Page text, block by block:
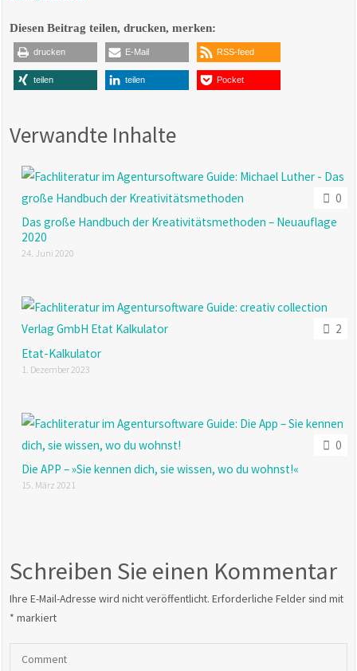
Diesen Beitrag teilen, drucken, merken:
drucken E-Mail RSS-feed
teilen teilen Pocket
Verwandte Inhalte
0
Das große Handbuch der Kreativitätsmethoden – Neuauflage
2020
24. Juni 2020
2
Etat-Kalkulator
1. Dezember 2023
0
Die APP – »Sie kennen dich, sie wissen, wo du wohnst!«
15. März 2021
Schreiben Sie einen Kommentar
Ihre E-Mail-Adresse wird nicht veröffentlicht. Erforderliche Felder sind mit
* markiert